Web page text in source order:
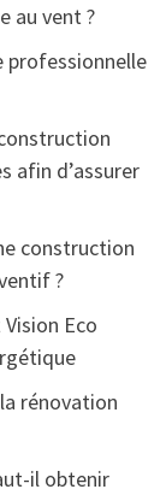
au vent ?
professionnelle
afin d’assurer
construction
?
Eco
rénovation
il obtenir